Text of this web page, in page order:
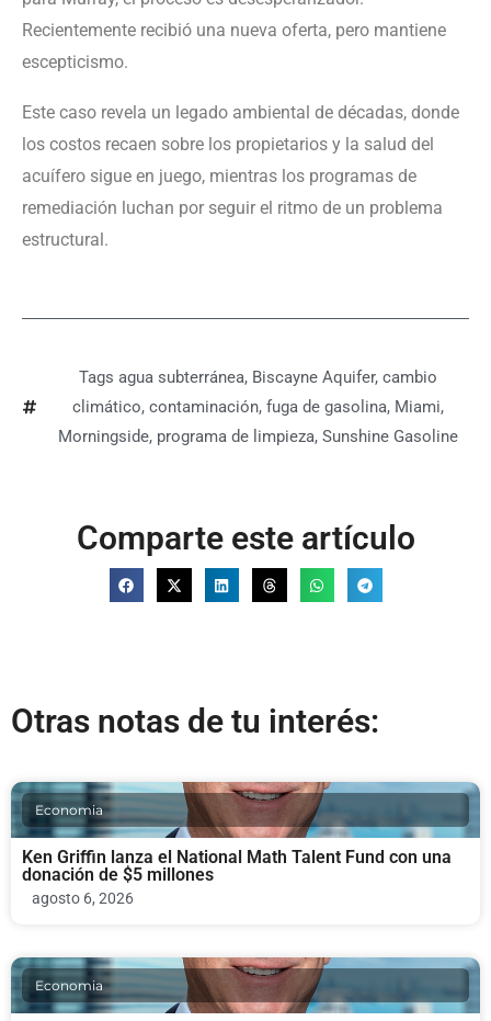
Recientemente recibió una nueva oferta, pero mantiene
escepticismo.
Este caso revela un legado ambiental de décadas, donde
los costos recaen sobre los propietarios y la salud del
acuífero sigue en juego, mientras los programas de
remediación luchan por seguir el ritmo de un problema
estructural.
Tags agua subterránea, Biscayne Aquifer, cambio
climático, contaminación, fuga de gasolina, Miami,
Morningside, programa de limpieza, Sunshine Gasoline
Comparte este artículo
Otras notas de tu interés:
Economia
Ken Griffin lanza el National Math Talent Fund con una
donación de $5 millones
agosto 6, 2026
Economia